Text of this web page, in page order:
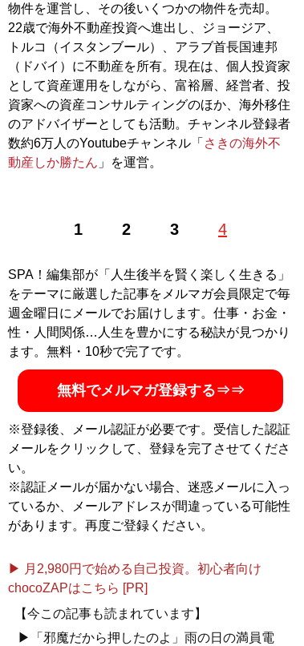
物件を運営し、その後いくつかの物件を売却。
22歳で海外不動産投資へ進出し、ジョージア、
トルコ（イスタンブール）、アラブ首長国連邦
（ドバイ）に不動産を所有。現在は、個人投資家
として資産運用をしながら、富裕層、経営者、投
資家への資産コンサルティングのほか、海外移住
のアドバイザーとしても活動。チャンネル登録者
数約6万人のYoutubeチャンネル「 さきの海外不
動産しか勝たん 」を運営。
1 2 3 4
SPA！編集部が「人生後半を賢く楽しく生きる」
をテーマに厳選した記事をメルマガ会員限定で毎
週金曜日にメールでお届けします。仕事・お金・
性・人間関係…人生を豊かにする秘訣が見つかり
ます。無料・10秒で完了です。
無料でメルマガ登録する⇒⇒
※登録後、メール認証が必要です。受信した認証
メールをクリックして、登録を完了させてくださ
い。
※認証メールが届かない場合、迷惑メールに入っ
ているか、メールアドレスが間違っている可能性
があります。再度ご登録ください。
▶ 月2,980円で始める自己投資。初心者向け
chocoZAPはこちら [PR]
【今この記事も読まれています】
▶「邪魔だから押したのよ」雨の日の満員電